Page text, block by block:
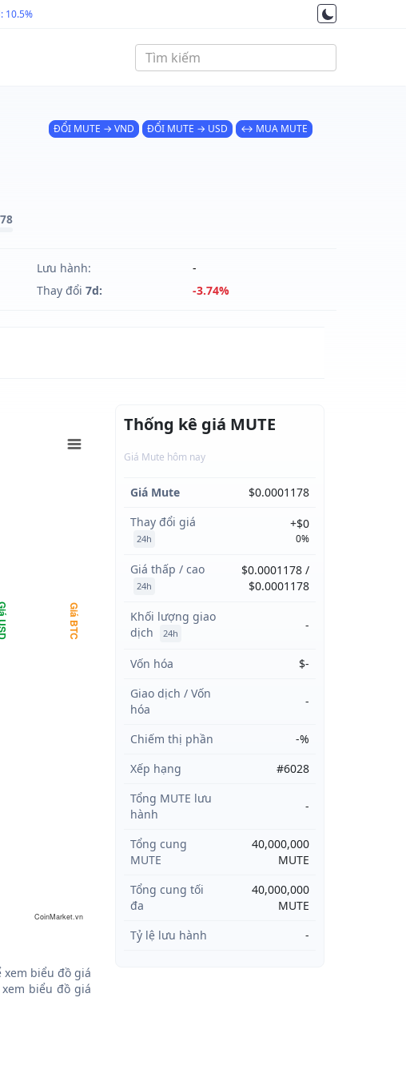
10.5%
ĐỔI MUTE → VND ĐỔI MUTE → USD ↔ MUA MUTE
Lưu hành:
-
Thay đổi 7d: -3.74%
Giá BTC
CoinMarket.vn
xem biểu đồ giá
biểu đồ giá
Thống kê giá MUTE
Giá Mute hôm nay
Giá Mute
$0.0001178
Thay đổi giá
24h
+$0
0%
Giá thấp / cao
24h
$0.0001178 /
$0.0001178
Khối lượng giao
dịch
24h
-
Vốn hóa
$-
Giao dịch / Vốn
hóa
-
Chiếm thị phần
-%
Xếp hạng
#6028
Tổng MUTE lưu
hành
-
Tổng cung
MUTE
40,000,000
MUTE
Tổng cung tối
đa
40,000,000
MUTE
Tỷ lệ lưu hành
-